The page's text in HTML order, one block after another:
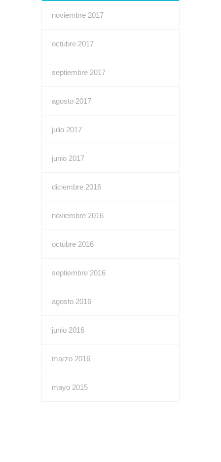
noviembre 2017
octubre 2017
septiembre 2017
agosto 2017
julio 2017
junio 2017
diciembre 2016
noviembre 2016
octubre 2016
septiembre 2016
agosto 2016
junio 2016
marzo 2016
mayo 2015